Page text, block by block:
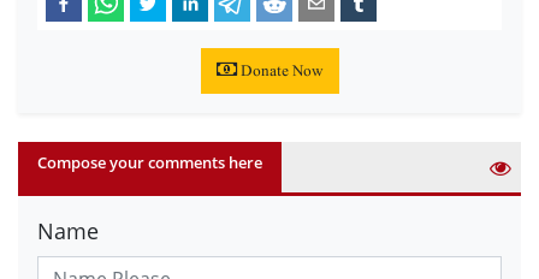
Donate Now
Compose your comments here
Name